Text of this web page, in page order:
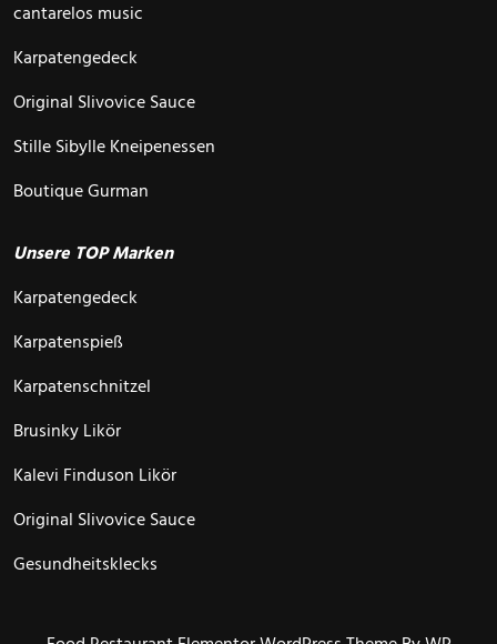
cantarelos music
Karpatengedeck
Original Slivovice Sauce
Stille Sibylle Kneipenessen
Boutique Gurman
Unsere TOP Marken
Karpatengedeck
Karpatenspieß
Karpatenschnitzel
Brusinky Likör
Kalevi Finduson Likör
Original Slivovice Sauce
Gesundheitsklecks